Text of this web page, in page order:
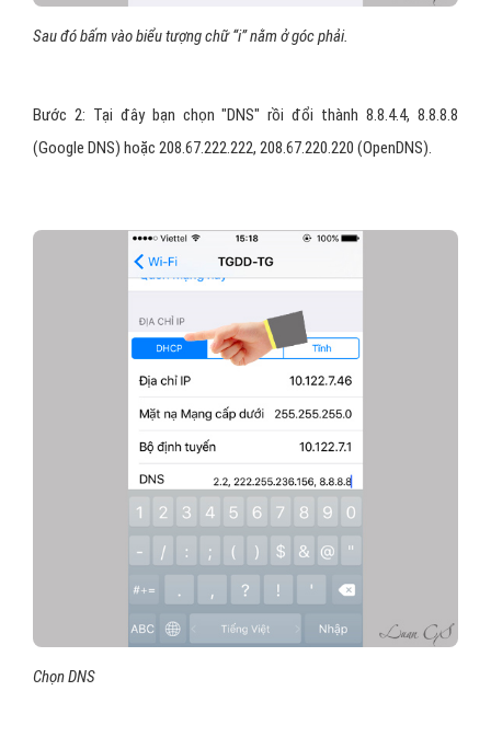
Sau đó bấm vào biểu tượng chữ “i” nằm ở góc phải.
Bước 2: Tại đây bạn chọn "DNS" rồi đổi thành 8.8.4.4, 8.8.8.8
(Google DNS) hoặc 208.67.222.222, 208.67.220.220 (OpenDNS).
Chọn DNS